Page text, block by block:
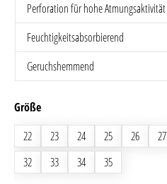
Perforation für hohe Atmungsaktivität
Feuchtigkeitsabsorbierend
Geruchshemmend
Größeauswählen
22
23 24 25 26 27
32
33 34 35